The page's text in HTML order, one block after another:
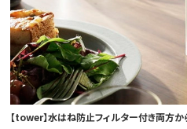
【tower】水はね防止フィルター付き両方